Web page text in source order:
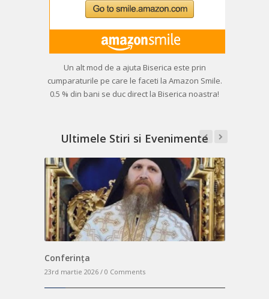
Un alt mod de a ajuta Biserica este prin
cumparaturile pe care le faceti la Amazon Smile.
0.5 % din bani se duc direct la Biserica noastra!
Ultimele Stiri si Evenimente
Conferința
23rd martie 2026 / 0 Comments
Sfântul Masul
23rd martie 2026 / 0 Comments